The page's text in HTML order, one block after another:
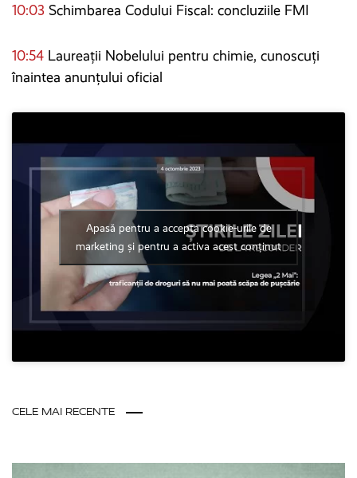
10:03 Schimbarea Codului Fiscal: concluziile FMI
10:54 Laureații Nobelului pentru chimie, cunoscuți
înaintea anunțului oficial
Apasă pentru a accepta cookie-urile de
marketing și pentru a activa acest conținut
CELE MAI RECENTE